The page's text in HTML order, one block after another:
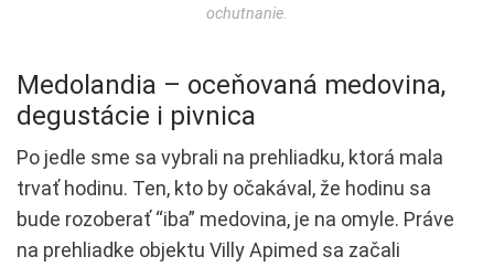
ochutnanie.
Medolandia – oceňovaná medovina,
degustácie i pivnica
Po jedle sme sa vybrali na prehliadku, ktorá mala
trvať hodinu. Ten, kto by očakával, že hodinu sa
bude rozoberať “iba” medovina, je na omyle. Práve
na prehliadke objektu Villy Apimed sa začali